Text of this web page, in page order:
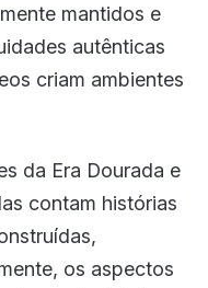
mantidos e
autênticas
criam ambientes
da Era Dourada e
contam histórias
os aspectos